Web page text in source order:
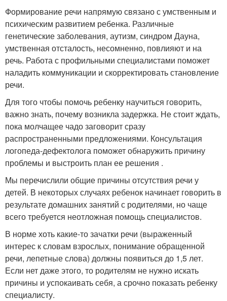
Формирование речи напрямую связано с умственным и
психическим развитием ребенка. Различные
генетические заболевания, аутизм, синдром Дауна,
умственная отсталость, несомненно, повлияют и на
речь. Работа с профильными специалистами поможет
наладить коммуникации и скорректировать становление
речи.
Для того чтобы помочь ребенку научиться говорить,
важно знать, почему возникла задержка. Не стоит ждать,
пока молчащее чадо заговорит сразу
распространенными предложениями. Консультация
логопеда-дефектолога поможет обнаружить причину
проблемы и выстроить план ее решения .
Мы перечислили общие причины отсутствия речи у
детей. В некоторых случаях ребенок начинает говорить в
результате домашних занятий с родителями, но чаще
всего требуется неотложная помощь специалистов.
В норме хоть какие-то зачатки речи (выраженный
интерес к словам взрослых, понимание обращенной
речи, лепетные слова) должны появиться до 1,5 лет.
Если нет даже этого, то родителям не нужно искать
причины и успокаивать себя, а срочно показать ребенку
специалисту.